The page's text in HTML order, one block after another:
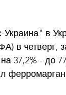
в
в четверг,
37,2% - до